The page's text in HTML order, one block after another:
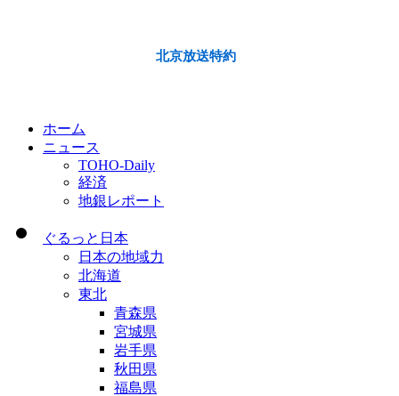
北京放送特約
ホーム
ニュース
TOHO-Daily
経済
地銀レポート
ぐるっと日本
日本の地域力
北海道
東北
青森県
宮城県
岩手県
秋田県
福島県